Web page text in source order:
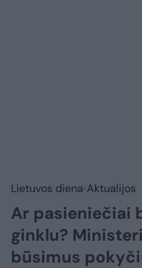
Lietuvos diena Aktualijos
Ar pasieniečiai
ginklu?
būsimus